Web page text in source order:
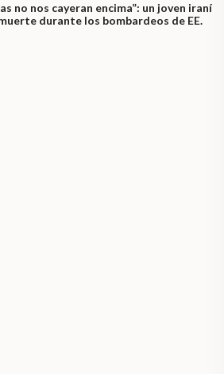
no nos cayeran encima”: un joven iraní
durante los bombardeos de EE.